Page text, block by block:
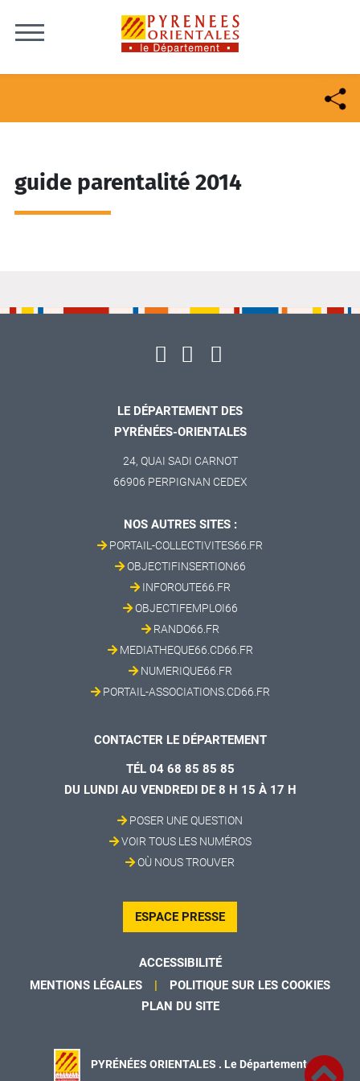
guide parentalité 2014
LE DÉPARTEMENT DES
PYRÉNÉES-ORIENTALES
24, QUAI SADI CARNOT
66906 PERPIGNAN CEDEX
NOS AUTRES SITES :
PORTAIL-COLLECTIVITES66.FR
OBJECTIFINSERTION66
INFOROUTE66.FR
OBJECTIFEMPLOI66
RANDO66.FR
MEDIATHEQUE66.CD66.FR
NUMERIQUE66.FR
PORTAIL-ASSOCIATIONS.CD66.FR
CONTACTER LE DÉPARTEMENT
TÉL 04 68 85 85 85
DU LUNDI AU VENDREDI DE 8 H 15 À 17 H
POSER UNE QUESTION
VOIR TOUS LES NUMÉROS
OÙ NOUS TROUVER
ESPACE PRESSE
ACCESSIBILITÉ
MENTIONS LÉGALES
POLITIQUE SUR LES COOKIES
PLAN DU SITE
PYRÉNÉES ORIENTALES . Le Département